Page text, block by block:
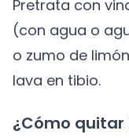
Pretrata con
(con agua o
o zumo de
lava en tibio.
¿Cómo